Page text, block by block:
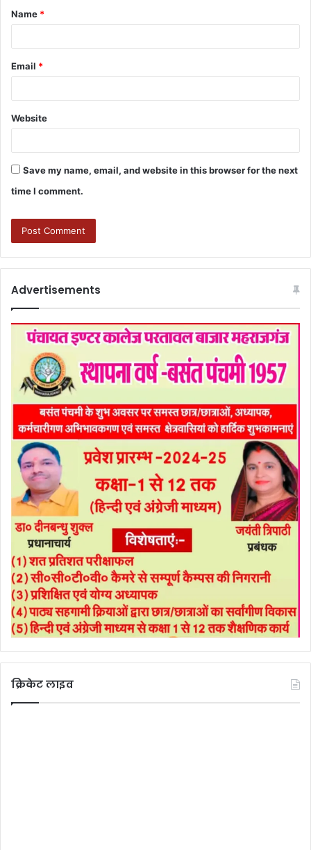
Name *
Email *
Website
Save my name, email, and website in this browser for the next
time I comment.
Advertisements
क्रिकेट लाइव